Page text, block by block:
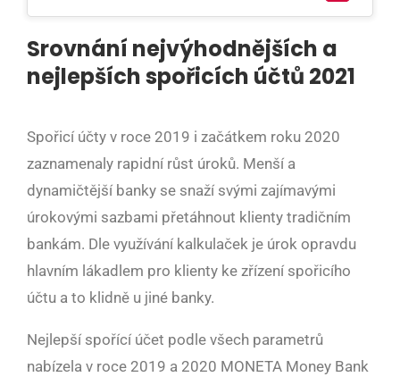
Srovnání nejvýhodnějších a
nejlepších spořicích účtů 2021
Spořicí účty v roce 2019 i začátkem roku 2020
zaznamenaly rapidní růst úroků. Menší a
dynamičtější banky se snaží svými zajímavými
úrokovými sazbami přetáhnout klienty tradičním
bankám. Dle využívání kalkulaček je úrok opravdu
hlavním lákadlem pro klienty ke zřízení spořicího
účtu a to klidně u jiné banky.
Nejlepší spořící účet podle všech parametrů
nabízela v roce 2019 a 2020 MONETA Money Bank